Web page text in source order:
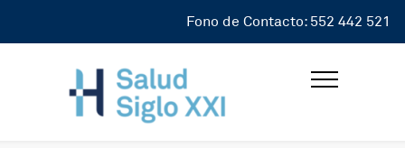
Fono de Contacto: 552 442 521